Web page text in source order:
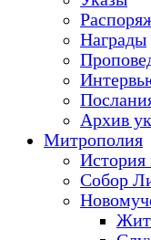
Награды
Архив
Митрополия
Собор